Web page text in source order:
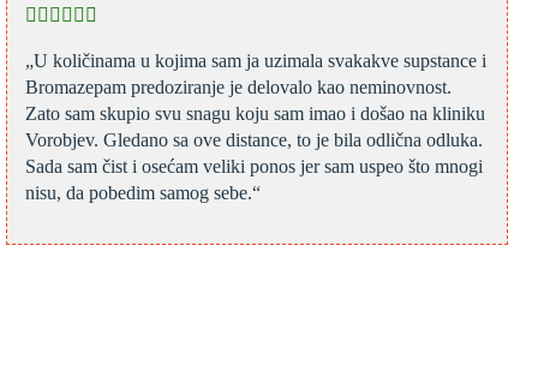
„U količinama u kojima sam ja uzimala svakakve supstance i
Bromazepam predoziranje je delovalo kao neminovnost.
Zato sam skupio svu snagu koju sam imao i došao na kliniku
Vorobjev. Gledano sa ove distance, to je bila odlična odluka.
Sada sam čist i osećam veliki ponos jer sam uspeo što mnogi
nisu, da pobedim samog sebe.“